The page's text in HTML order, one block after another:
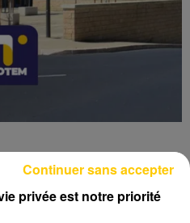
privée est notre priorité
Continuer sans accepter